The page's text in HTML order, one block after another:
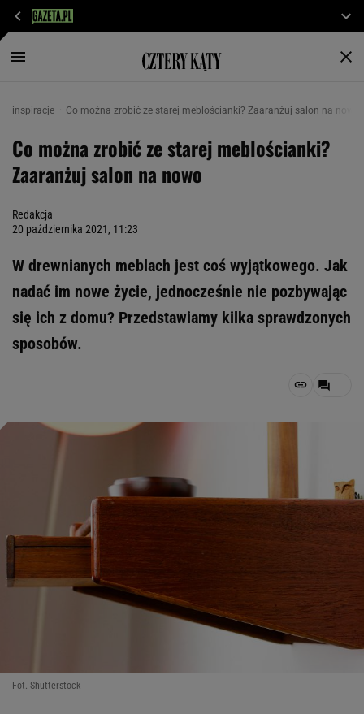
inspiracje Co można zrobić ze starej meblościanki? Zaaranżuj salon na nowo
Co można zrobić ze starej meblościanki?
Zaaranżuj salon na nowo
Redakcja
20 października 2021, 11:23
W drewnianych meblach jest coś wyjątkowego. Jak
nadać im nowe życie, jednocześnie nie pozbywając
się ich z domu? Przedstawiamy kilka sprawdzonych
sposobów.
Fot. Shutterstock